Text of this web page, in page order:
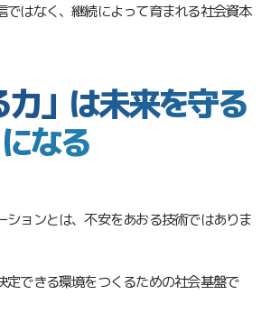
ではなく、継続によって育まれる社会資本
力」は未来を守る
なる
ションとは、不安をあおる技術ではありま
定できる環境をつくるための社会基盤で